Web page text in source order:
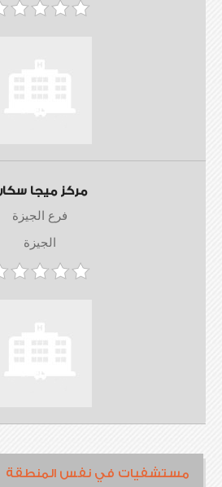
مركز ميجا سكان
فرع الجيزة
الجيزة
مستشفيات في نفس المنطقة